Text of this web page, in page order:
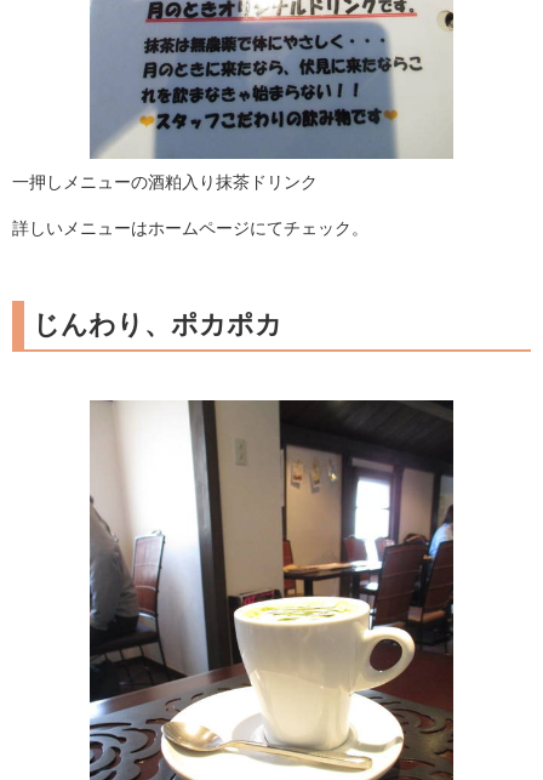
一押しメニューの酒粕入り抹茶ドリンク
詳しいメニューはホームページにてチェック。
じんわり、ポカポカ